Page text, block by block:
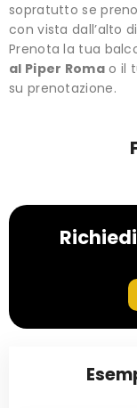
sopratutto se
con vista dall’alto
Prenota la tua
al Piper Romao il
su prenotazione.